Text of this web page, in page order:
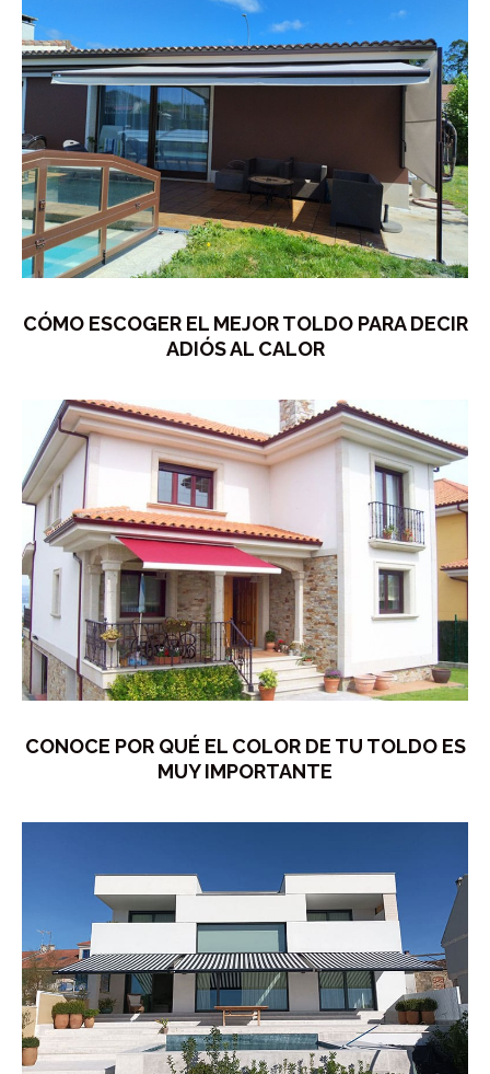
CÓMO ESCOGER EL MEJOR TOLDO PARA DECIR
ADIÓS AL CALOR
CONOCE POR QUÉ EL COLOR DE TU TOLDO ES
MUY IMPORTANTE